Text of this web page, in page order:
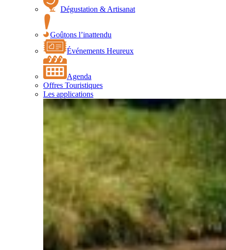
Dégustation & Artisanat
Goûtons l’inattendu
Événements Heureux
Agenda
Offres Touristiques
Les applications